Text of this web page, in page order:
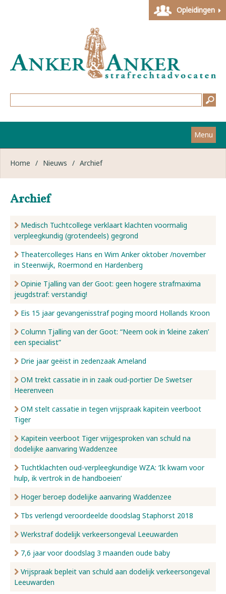
Opleidingen
Menu
Home
Strafzaken
Werkwijze
Nieuws
Over ons
Contact
Home / Nieuws / Archief
Archief
Medisch Tuchtcollege verklaart klachten voormalig
verpleegkundig (grotendeels) gegrond
Theatercolleges Hans en Wim Anker oktober /november
in Steenwijk, Roermond en Hardenberg
Opinie Tjalling van der Goot: geen hogere strafmaxima
jeugdstraf: verstandig!
Eis 15 jaar gevangenisstraf poging moord Hollands Kroon
Column Tjalling van der Goot: “Neem ook in ‘kleine zaken’
een specialist”
Drie jaar geëist in zedenzaak Ameland
OM trekt cassatie in in zaak oud-portier De Swetser
Heerenveen
OM stelt cassatie in tegen vrijspraak kapitein veerboot
Tiger
Kapitein veerboot Tiger vrijgesproken van schuld na
dodelijke aanvaring Waddenzee
Tuchtklachten oud-verpleegkundige WZA: ‘Ik kwam voor
hulp, ik vertrok in de handboeien’
Hoger beroep dodelijke aanvaring Waddenzee
Tbs verlengd veroordeelde doodslag Staphorst 2018
Werkstraf dodelijk verkeersongeval Leeuwarden
7,6 jaar voor doodslag 3 maanden oude baby
Vrijspraak bepleit van schuld aan dodelijk verkeersongeval
Leeuwarden